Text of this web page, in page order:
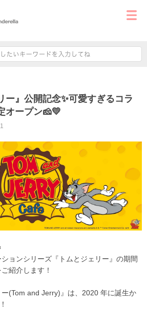
ー』公開記念✨可愛すぎるコラ
オープン🧀💛
ョンシリーズ『トムとジェリー』の期間
紹介します！
(Tom and Jerry)』は、2020 年に誕生か